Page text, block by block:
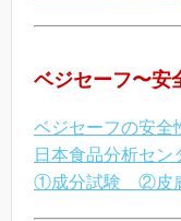
ベジセーフ〜安
ベジセーフの安全
日本食品分析セン
①成分試験 ②皮